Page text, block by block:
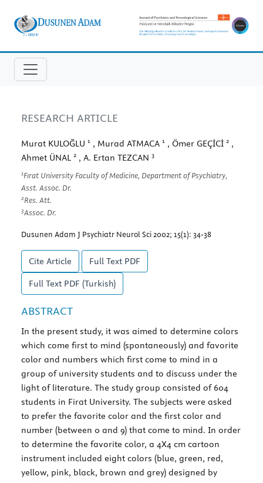
RESEARCH ARTICLE
Murat KULOĞLU 1 , Murad ATMACA 1 , Ömer GEÇİCİ 2 ,
Ahmet ÜNAL 2 , A. Ertan TEZCAN 3
1Fırat University Faculty of Medicine, Department of Psychiatry,
Asst. Assoc. Dr.
2Res. Att.
3Assoc. Dr.
Dusunen Adam J Psychiatr Neurol Sci 2002; 15(1): 34-38
Cite Article Full Text PDF
Full Text PDF (Turkish)
ABSTRACT
In the present study, it was aimed to determine colors
which come first to mind (spontaneously) and favorite
color and numbers which first come to mind in a
group of university students and to discuss under the
light of literature. The study group consisted of 604
students in Firat University. The subjects were asked
to prefer the favorite color and the first color and
number (between 0 and 9) that come to mind. In order
to determine the favorite color, a 4X4 cm cartoon
instrument included eight colors (blue, green, red,
yellow, pink, black, brown and grey) designed by